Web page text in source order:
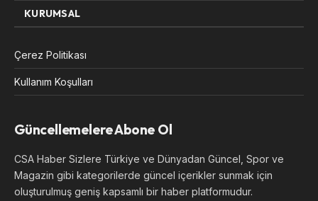
KURUMSAL
Çerez Politikası
Kullanım Koşulları
Güncellemelere Abone Ol
CSA Haber Sizlere Türkiye ve Dünyadan Güncel, Spor ve
Magazin gibi kategorilerde güncel içerikler sunmak için
oluşturulmuş geniş kapsamlı bir haber platformudur.